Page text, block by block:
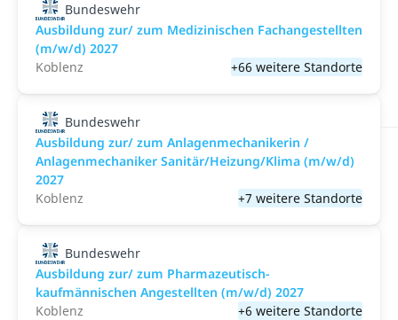
Bundeswehr
Ausbildung zur/ zum Medizinischen Fachangestellten
(m/w/d) 2027
Koblenz
+66 weitere Standorte
Bundeswehr
Ausbildung zur/ zum Anlagenmechanikerin /
Anlagenmechaniker Sanitär/Heizung/Klima (m/w/d)
2027
Koblenz
+7 weitere Standorte
Bundeswehr
Ausbildung zur/ zum Pharmazeutisch-
kaufmännischen Angestellten (m/w/d) 2027
Koblenz
+6 weitere Standorte